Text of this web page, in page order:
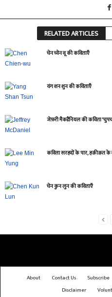
RELATED ARTICLES
चेन च्येन वू की कविताएँ
यंग शन शुन की कविताएँ
जेफ़री मैकडैनियल की कविता
कविता सरहदों के पार, हक़ीक़त के
चेन कुन लुन की कविताएँ
About Contact Us Subscribe
Disclaimer